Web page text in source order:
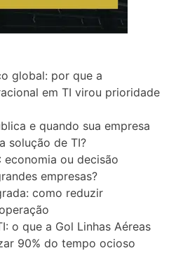
global: por que a
em TI virou prioridade
e quando sua empresa
solução de TI?
economia ou decisão
empresas?
como reduzir
o que a Gol Linhas Aéreas
90% do tempo ocioso